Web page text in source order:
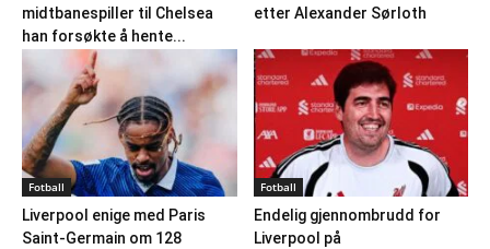
midtbanespiller til Chelsea
han forsøkte å hente...
etter Alexander Sørloth
Fotball
Liverpool enige med Paris
Saint-Germain om 128
Fotball
Endelig gjennombrudd for
Liverpool på